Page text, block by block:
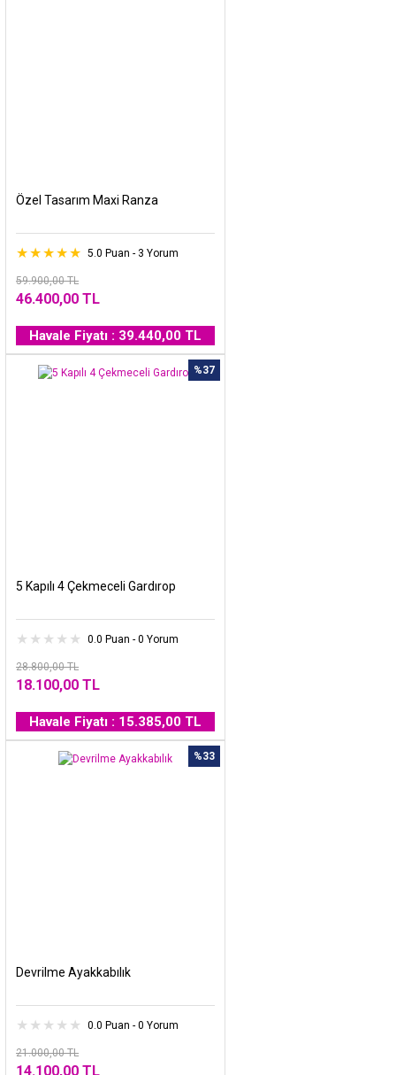
Özel Tasarım Maxi Ranza
5.0 Puan - 3 Yorum
59.900,00 TL
46.400,00 TL
Havale Fiyatı : 39.440,00 TL
%37
5 Kapılı 4 Çekmeceli Gardırop
0.0 Puan - 0 Yorum
28.800,00 TL
18.100,00 TL
Havale Fiyatı : 15.385,00 TL
%33
Devrilme Ayakkabılık
0.0 Puan - 0 Yorum
21.000,00 TL
14.100,00 TL